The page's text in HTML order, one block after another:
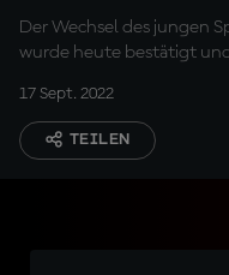
Der Wechsel des jungen
wurde heute bestätigt
17 Sept. 2022
TEILEN